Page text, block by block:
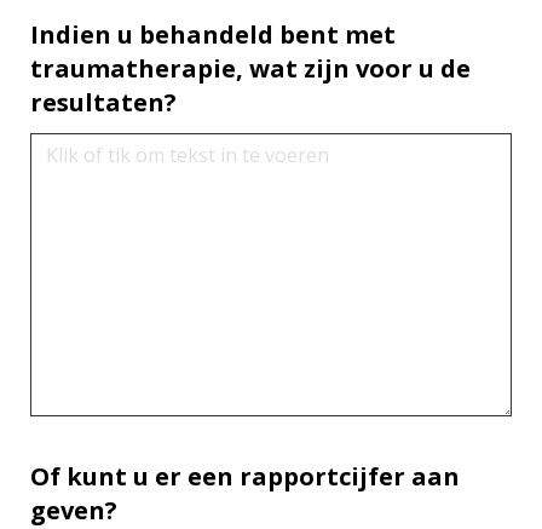
Indien u behandeld bent met
traumatherapie, wat zijn voor u de
resultaten?
Of kunt u er een rapportcijfer aan
geven?